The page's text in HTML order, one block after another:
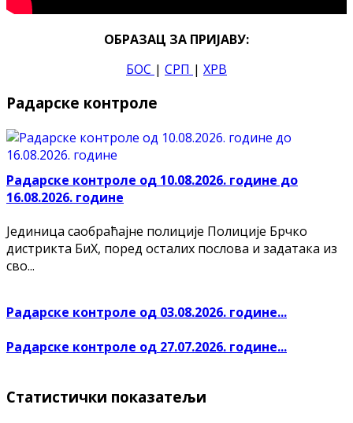
ОБРАЗАЦ ЗА ПРИЈАВУ:
БОС | СРП | ХРВ
Радарске контроле
Радарске контроле од 10.08.2026. године до
16.08.2026. године
Јединица саобраћајне полиције Полиције Брчко
дистрикта БиХ, поред осталих послова и задатака из
сво...
Радарске контроле од 03.08.2026. године...
Радарске контроле од 27.07.2026. године...
Статистички показатељи